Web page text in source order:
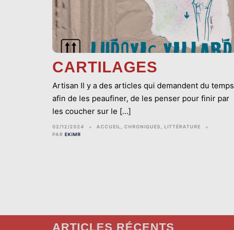
CARTILAGES
Artisan Il y a des articles qui demandent du temps
afin de les peaufiner, de les penser pour finir par
les coucher sur le […]
02/12/2024 ACCUEIL CHRONIQUES
LITTÉRATURE
PAR EKIMR
ARTICLES RÉCENTS